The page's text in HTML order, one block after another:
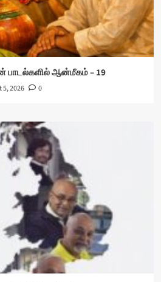
ஆன்மீகம் – 19
5, 2026 0